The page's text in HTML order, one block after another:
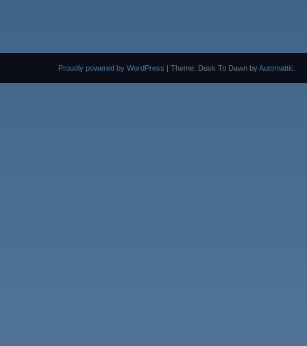
Proudly powered by WordPress | Theme: Dusk To Dawn byAutomattic